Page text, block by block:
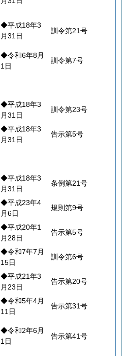
◆平成18年3
月31日
訓令第21号
◆令和6年8月
1日
訓令第7号
◆平成18年3
月31日
訓令第23号
◆平成18年3
月31日
告示第5号
◆平成18年3
月31日
条例第21号
◆平成23年4
月6日
規則第9号
◆平成20年1
月28日
告示第5号
◆令和7年7月
15日
訓令第6号
◆平成21年3
月23日
告示第20号
◆令和5年4月
11日
告示第31号
◆令和2年6月
1日
告示第41号